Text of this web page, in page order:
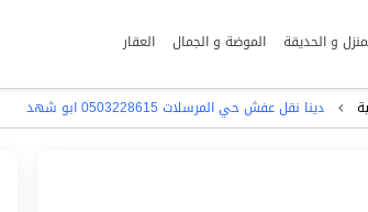
و الحديقة الموضة و الجمال العقار
دينا نقل عفش حي المرسلات 0503228615 ابو شهد